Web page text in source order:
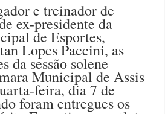
e treinador de
ex-presidente da
de Esportes,
Lopes Paccini, as
da sessão solene
Municipal de Assis
feira, dia 7 de
foram entregues os